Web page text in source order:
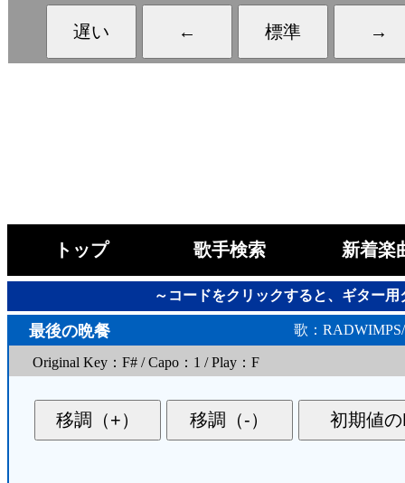
トップ 歌手検索 新着楽
～コードをクリックすると、ギター
最後の晩餐 歌：
Original Key：F# / Capo：1 / Play：F